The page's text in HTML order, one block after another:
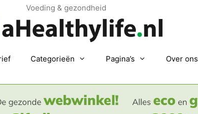
Voeding & gezondheid
Categorieën Pagina’s Over ons